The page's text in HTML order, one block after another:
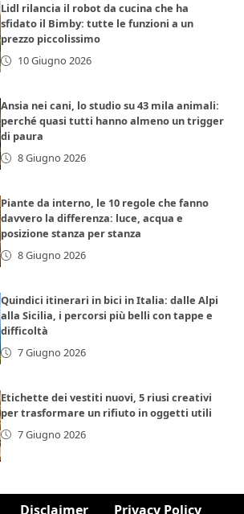
Lidl rilancia il robot da cucina che ha
sfidato il Bimby: tutte le funzioni a un
prezzo piccolissimo
10 Giugno 2026
Ansia nei cani, lo studio su 43 mila animali:
perché quasi tutti hanno almeno un trigger
di paura
8 Giugno 2026
Piante da interno, le 10 regole che fanno
davvero la differenza: luce, acqua e
posizione stanza per stanza
8 Giugno 2026
Quindici itinerari in bici in Italia: dalle Alpi
alla Sicilia, i percorsi più belli con tappe e
difficoltà
7 Giugno 2026
Etichette dei vestiti nuovi, 5 riusi creativi
per trasformare un rifiuto in oggetti utili
7 Giugno 2026
Disclaimer Privacy Policy